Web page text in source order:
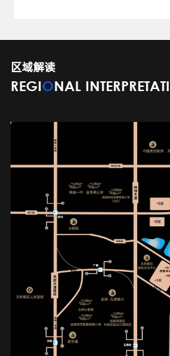
区域解读
REGIONAL INTERPRETATI